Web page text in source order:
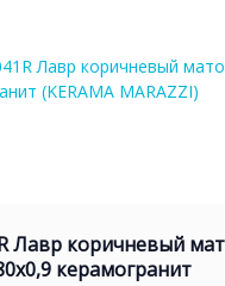
Лавр коричневый
керамогранит